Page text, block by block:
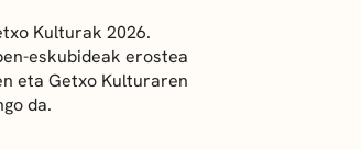
Kulturak 2026.
eskubideak erostea
eta Getxo Kulturaren
da.